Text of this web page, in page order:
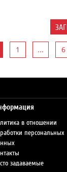
1 ... 6
в отношении
персональных
задаваемые